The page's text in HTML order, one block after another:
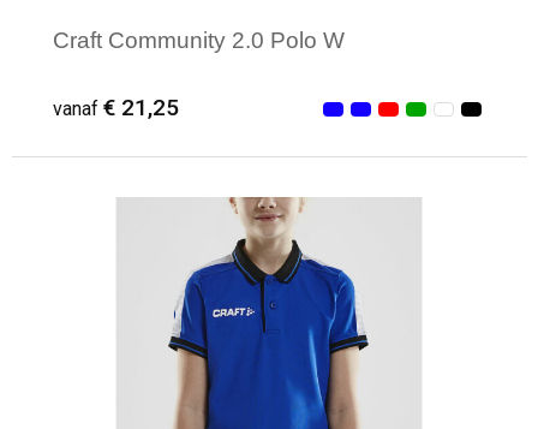
Craft Community 2.0 Polo W
vanaf € 21,25
Minimale afname: 1